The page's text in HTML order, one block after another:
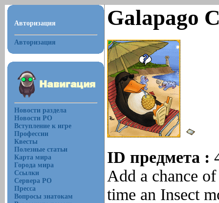
Авторизация
Авторизация
Новости раздела
Новости РО
Вступление к игре
Профессии
Квесты
Полезные статьи
Карта мира
Города мира
Ссылки
Сервера РО
Пресса
Вопросы знатокам
Galapago
ID предмета :
Add a chance
time an Insect